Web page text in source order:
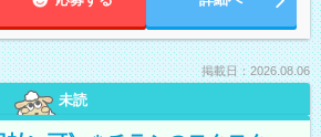
掲載日：2026.08.06
未読